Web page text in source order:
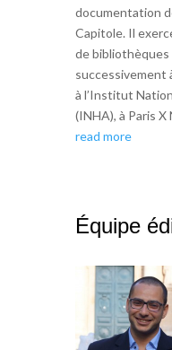
documentation
Capitole. Il
de bibliothèques
successivement
à l’Institut
(INHA), à Paris
read more
Équipe